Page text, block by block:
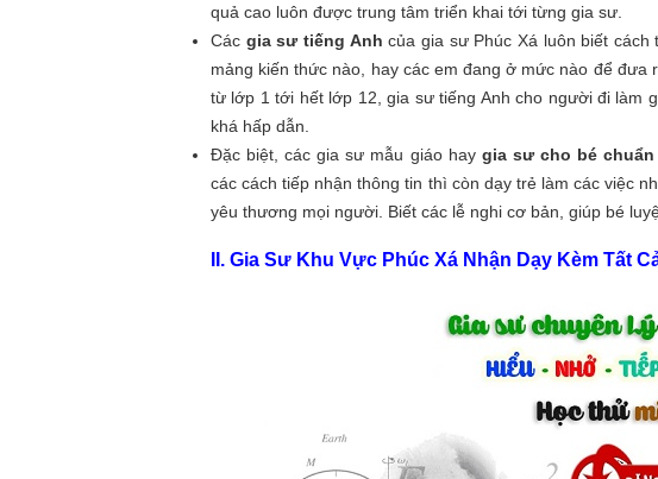
quả cao luôn được trung tâm triển khai tới từng gia sư.
Các gia sư tiếng Anh của gia sư Phúc Xá luôn biết
mảng kiến thức nào, hay các em đang ở mức nào để đưa
từ lớp 1 tới hết lớp 12, gia sư tiếng Anh cho người đi làm
khá hấp dẫn.
Đặc biệt, các gia sư mẫu giáo hay gia sư cho bé
các cách tiếp nhận thông tin thì còn dạy trẻ làm các việc
yêu thương mọi người. Biết các lễ nghi cơ bản, giúp bé
II. Gia Sư Khu Vực Phúc Xá Nhận Dạy Kèm Tất